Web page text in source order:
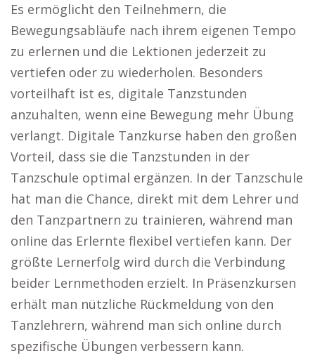
Es ermöglicht den Teilnehmern, die
Bewegungsabläufe nach ihrem eigenen Tempo
zu erlernen und die Lektionen jederzeit zu
vertiefen oder zu wiederholen. Besonders
vorteilhaft ist es, digitale Tanzstunden
anzuhalten, wenn eine Bewegung mehr Übung
verlangt. Digitale Tanzkurse haben den großen
Vorteil, dass sie die Tanzstunden in der
Tanzschule optimal ergänzen. In der Tanzschule
hat man die Chance, direkt mit dem Lehrer und
den Tanzpartnern zu trainieren, während man
online das Erlernte flexibel vertiefen kann. Der
größte Lernerfolg wird durch die Verbindung
beider Lernmethoden erzielt. In Präsenzkursen
erhält man nützliche Rückmeldung von den
Tanzlehrern, während man sich online durch
spezifische Übungen verbessern kann.